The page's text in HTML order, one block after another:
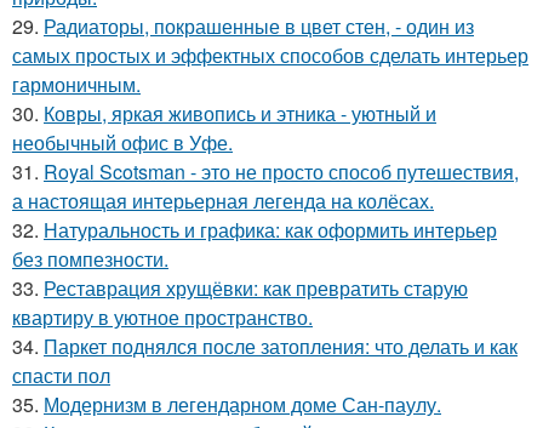
29. Радиаторы, покрашенные в цвет стен, - один из
самых простых и эффектных способов сделать интерьер
гармоничным.
30. Ковры, яркая живопись и этника - уютный и
необычный офис в Уфе.
31. Royal Scotsman - это не просто способ путешествия,
а настоящая интерьерная легенда на колёсах.
32. Натуральность и графика: как оформить интерьер
без помпезности.
33. Реставрация хрущёвки: как превратить старую
квартиру в уютное пространство.
34. Паркет поднялся после затопления: что делать и как
спасти пол
35. Модернизм в легендарном доме Сан-паулу.